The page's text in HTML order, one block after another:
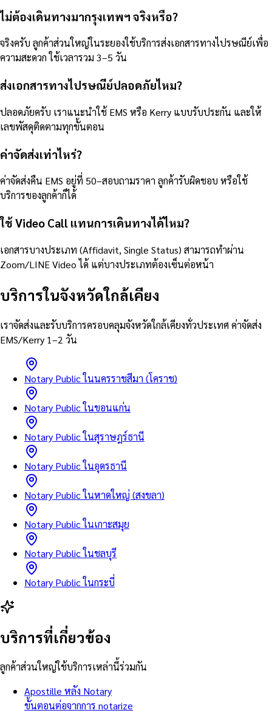
ไม่ต้องเดินทางมากรุงเทพฯ จริงหรือ?
จริงครับ ลูกค้าส่วนใหญ่ในระยองใช้บริการส่งเอกสารทางไปรษณีย์เพื่อ
ความสะดวก ใช้เวลารวม 3–5 วัน
ส่งเอกสารทางไปรษณีย์ปลอดภัยไหม?
ปลอดภัยครับ เราแนะนำใช้ EMS หรือ Kerry แบบรับประกัน และให้
เลขพัสดุติดตามทุกขั้นตอน
ค่าจัดส่งเท่าไหร่?
ค่าจัดส่งคืน EMS อยู่ที่ 50–สอบถามราคา ลูกค้ารับผิดชอบ หรือใช้
บริการของลูกค้าก็ได้
ใช้ Video Call แทนการเดินทางได้ไหม?
เอกสารบางประเภท (Affidavit, Single Status) สามารถทำผ่าน
Zoom/LINE Video ได้ แต่บางประเภทต้องเซ็นต่อหน้า
บริการในจังหวัดใกล้เคียง
เราจัดส่งและรับบริการครอบคลุมจังหวัดใกล้เคียงทั่วประเทศ ค่าจัดส่ง
EMS/Kerry 1–2 วัน
Notary Public ในนครราชสีมา (โคราช)
Notary Public ในขอนแก่น
Notary Public ในสุราษฎร์ธานี
Notary Public ในอุดรธานี
Notary Public ในหาดใหญ่ (สงขลา)
Notary Public ในเกาะสมุย
Notary Public ในชลบุรี
Notary Public ในกระบี่
บริการที่เกี่ยวข้อง
ลูกค้าส่วนใหญ่ใช้บริการเหล่านี้ร่วมกัน
Apostille หลัง Notary
ขั้นตอนต่อจากการ notarize